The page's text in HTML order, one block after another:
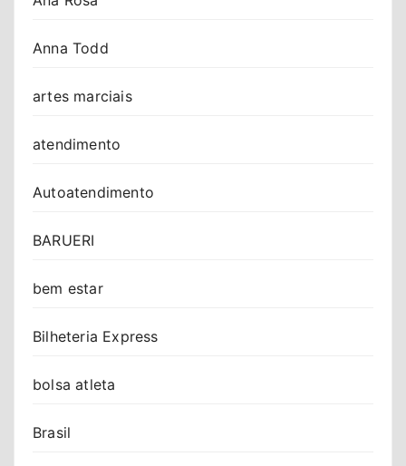
Anna Todd
artes marciais
atendimento
Autoatendimento
BARUERI
bem estar
Bilheteria Express
bolsa atleta
Brasil